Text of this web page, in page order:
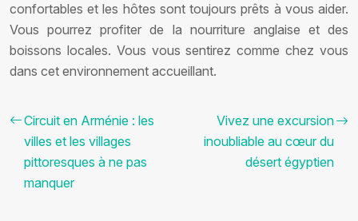
confortables et les hôtes sont toujours prêts à vous aider.
Vous pourrez profiter de la nourriture anglaise et des
boissons locales. Vous vous sentirez comme chez vous
dans cet environnement accueillant.
Circuit en Arménie : les
villes et les villages
pittoresques à ne pas
manquer
Vivez une excursion
inoubliable au cœur du
désert égyptien